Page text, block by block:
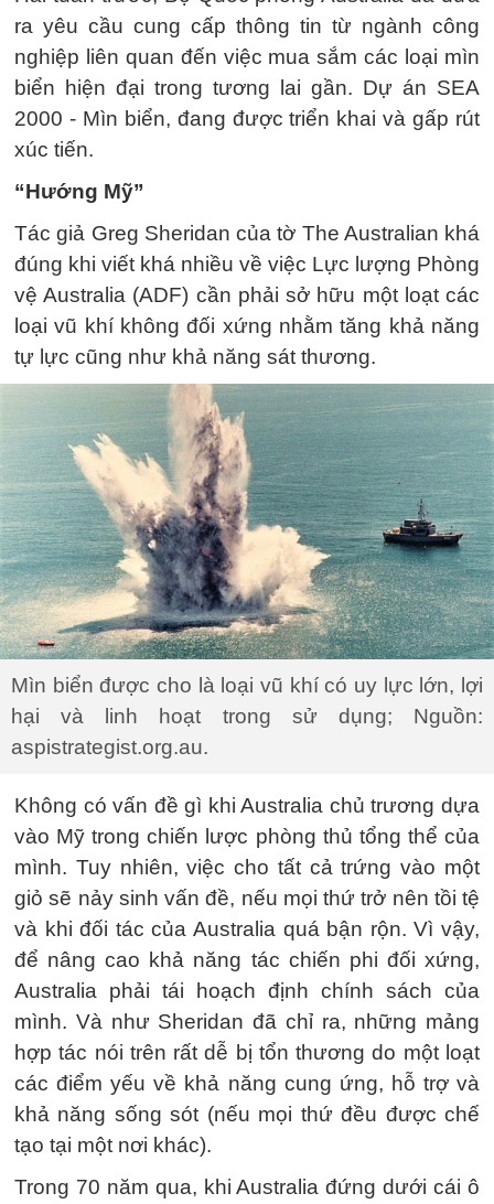
ra yêu cầu cung cấp thông tin từ ngành công
nghiệp liên quan đến việc mua sắm các loại mìn
biển hiện đại trong tương lai gần. Dự án SEA
2000 - Mìn biển, đang được triển khai và gấp rút
xúc tiến.
“Hướng Mỹ”
Tác giả Greg Sheridan của tờ The Australian khá
đúng khi viết khá nhiều về việc Lực lượng Phòng
vệ Australia (ADF) cần phải sở hữu một loạt các
loại vũ khí không đối xứng nhằm tăng khả năng
tự lực cũng như khả năng sát thương.
Mìn biển được cho là loại vũ khí có uy lực lớn, lợi
hại và linh hoạt trong sử dụng; Nguồn:
aspistrategist.org.au.
Không có vấn đề gì khi Australia chủ trương dựa
vào Mỹ trong chiến lược phòng thủ tổng thể của
mình. Tuy nhiên, việc cho tất cả trứng vào một
giỏ sẽ nảy sinh vấn đề, nếu mọi thứ trở nên tồi tệ
và khi đối tác của Australia quá bận rộn. Vì vậy,
để nâng cao khả năng tác chiến phi đối xứng,
Australia phải tái hoạch định chính sách của
mình. Và như Sheridan đã chỉ ra, những mảng
hợp tác nói trên rất dễ bị tổn thương do một loạt
các điểm yếu về khả năng cung ứng, hỗ trợ và
khả năng sống sót (nếu mọi thứ đều được chế
tạo tại một nơi khác).
Trong 70 năm qua, khi Australia đứng dưới cái ô